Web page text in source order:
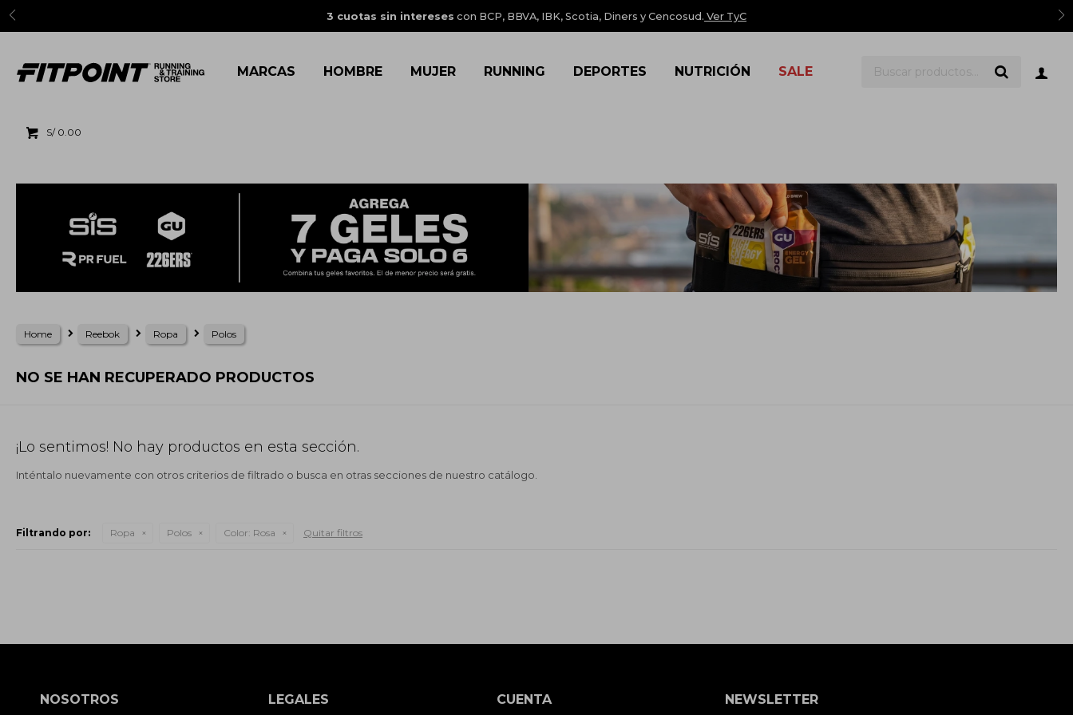
3 cuotas sin intereses con BCP, BBVA, IBK, Scotia, Diners y Cencosud. Ver TyC
MARCAS HOMBRE MUJER RUNNING DEPORTES NUTRICIÓN SALE
S/ 0.00
Home Reebok Ropa Polos
NO SE HAN RECUPERADO PRODUCTOS
¡Lo sentimos! No hay productos en esta sección.
Inténtalo nuevamente con otros criterios de filtrado o busca en otras secciones de nuestro catálogo.
Filtrando por: Ropa Polos Color: Rosa Quitar filtros
NOSOTROS LEGALES CUENTA NEWSLETTER